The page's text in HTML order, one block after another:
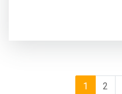
1 2